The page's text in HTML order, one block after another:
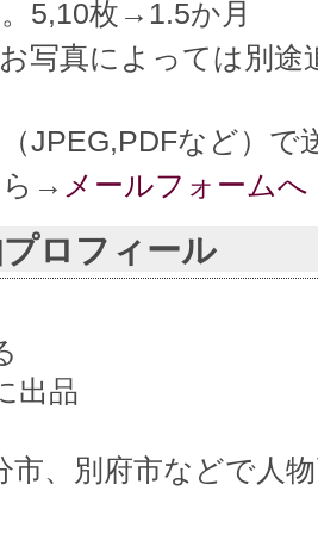
5,10枚→1.5か月
写真によっては別
JPEG,PDFなど）
ら→ メールフォームへ
ロフィール
出品
市、別府市などで人